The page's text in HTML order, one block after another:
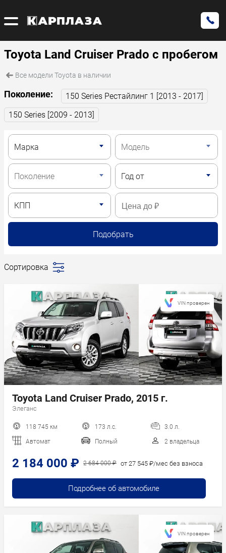
Toyota Land Cruiser Prado с пробегом
Все модели Toyota в наличии
Поколение:
150 Series Рестайлинг 1 [2013 - 2017]
150 Series [2009 - 2013]
Сортировка
Сначала
дешевле
Сначала
дороже
Пробег
Год новее
Год старше
Toyota Land Cruiser Prado, 2015 г.
Элеганс
118 745 км 173 л.с. 3.0 л.
Автомат Полный 2 владельца
2 184 000 ₽ 2 684 000 ₽ от 27 545 ₽/мес без взноса
Подробнее об автомобиле
VIN проверен
VIN проверен
Подобрать